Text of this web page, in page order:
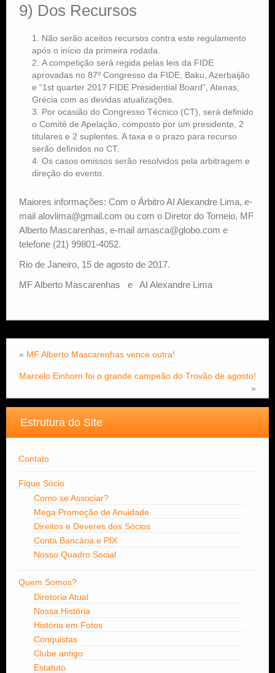
9) Dos Recursos
Não serão aceitos recursos contra este regulamento
após o início da primeira rodada.
A competição será regida pelas leis da FIDE
aprovadas no 87º Congresso da FIDE, Baku, Azerbaijão
e “1st quarter 2017 FIDE Presidential Board”, Atenas,
Grécia com as devidas atualizações.
Por ocasião do Congresso Técnico (CT), será definido
o Comitê de Apelação, composto por um presidente, 2
titulares e 2 suplentes. A taxa e o prazo para recurso
serão definidos no CT.
Os casos omissos serão resolvidos pela arbitragem e
direção do evento.
Maiores informações: Com o Árbitro AI Alexandre Lima, e-
mail alovlima@gmail.com ou com o Diretor do Torneio, MF
Alberto Mascarenhas, e-mail amasca@globo.com e
telefone (21) 99801-4052.
Rio de Janeiro, 15 de agosto de 2017.
MF Alberto Mascarenhas e AI Alexandre Lima
« MF Alberto Mascarenhas vence outra!
Marcelo Einhorn foi o grande campeão do Trovão de agosto!
»
Estrutura do Site
Contato
Fique Sócio
Como se Associar?
Mega Promoção de Anuidade
Direitos e Deveres dos Sócios
Conta Bancária e PIX
Nosso Quadro Social
Quem Somos?
Diretoria Atual
Nossa História
História em Fotos
Conquistas
Clube antigo
Estatuto